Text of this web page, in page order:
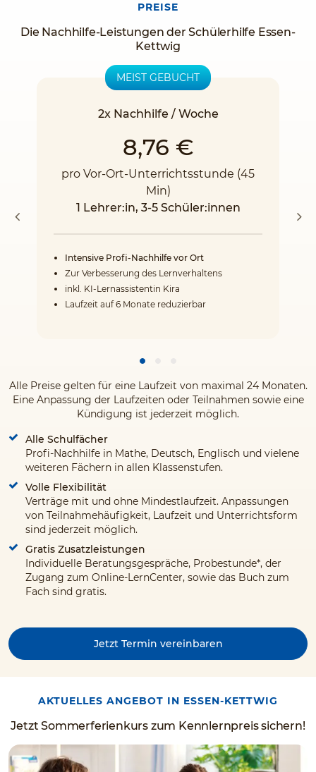
PREISE
Die Nachhilfe-Leistungen der Schülerhilfe Essen-
Kettwig
MEIST GEBUCHT
2x Nachhilfe / Woche
8,76 €
pro Vor-Ort-Unterrichtsstunde (45
Min)
1 Lehrer:in, 3-5 Schüler:innen
Intensive Profi-Nachhilfe vor Ort
Zur Verbesserung des Lernverhaltens
inkl. KI-Lernassistentin Kira
Laufzeit auf 6 Monate reduzierbar
Alle Preise gelten für eine Laufzeit von maximal 24 Monaten.
Eine Anpassung der Laufzeiten oder Teilnahmen sowie eine
Kündigung ist jederzeit möglich.
Alle Schulfächer
Profi-Nachhilfe in Mathe, Deutsch, Englisch und vielene
weiteren Fächern in allen Klassenstufen.
Volle Flexibilität
Verträge mit und ohne Mindestlaufzeit. Anpassungen
von Teilnahmehäufigkeit, Laufzeit und Unterrichtsform
sind jederzeit möglich.
Gratis Zusatzleistungen
Individuelle Beratungsgespräche, Probestunde*, der
Zugang zum Online-LernCenter, sowie das Buch zum
Fach sind gratis.
Jetzt Termin vereinbaren
AKTUELLES ANGEBOT IN ESSEN-KETTWIG
Jetzt Sommerferienkurs zum Kennlernpreis sichern!